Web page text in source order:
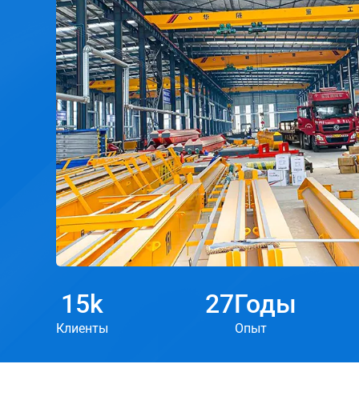
условиях для задач обработки
материалов.
15k
Клиенты
27Годы
Опыт